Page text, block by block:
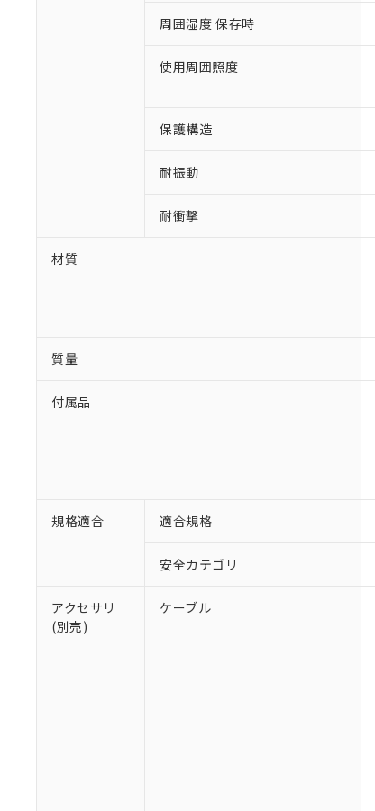
周囲湿度 保存時
使用周囲照度
保護構造
耐振動
耐衝撃
材質
質量
付属品
規格適合 適合規格
安全カテゴリ
アクセサリ
(別売)
ケーブル